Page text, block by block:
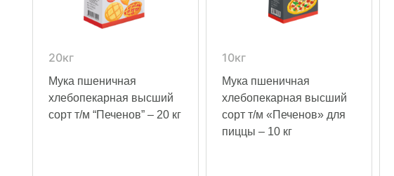
20кг
Мука пшеничная
хлебопекарная высший
сорт т/м “Печенов” – 20 кг
10кг
Мука пшеничная
хлебопекарная высший
сорт т/м «Печенов» для
пиццы – 10 кг